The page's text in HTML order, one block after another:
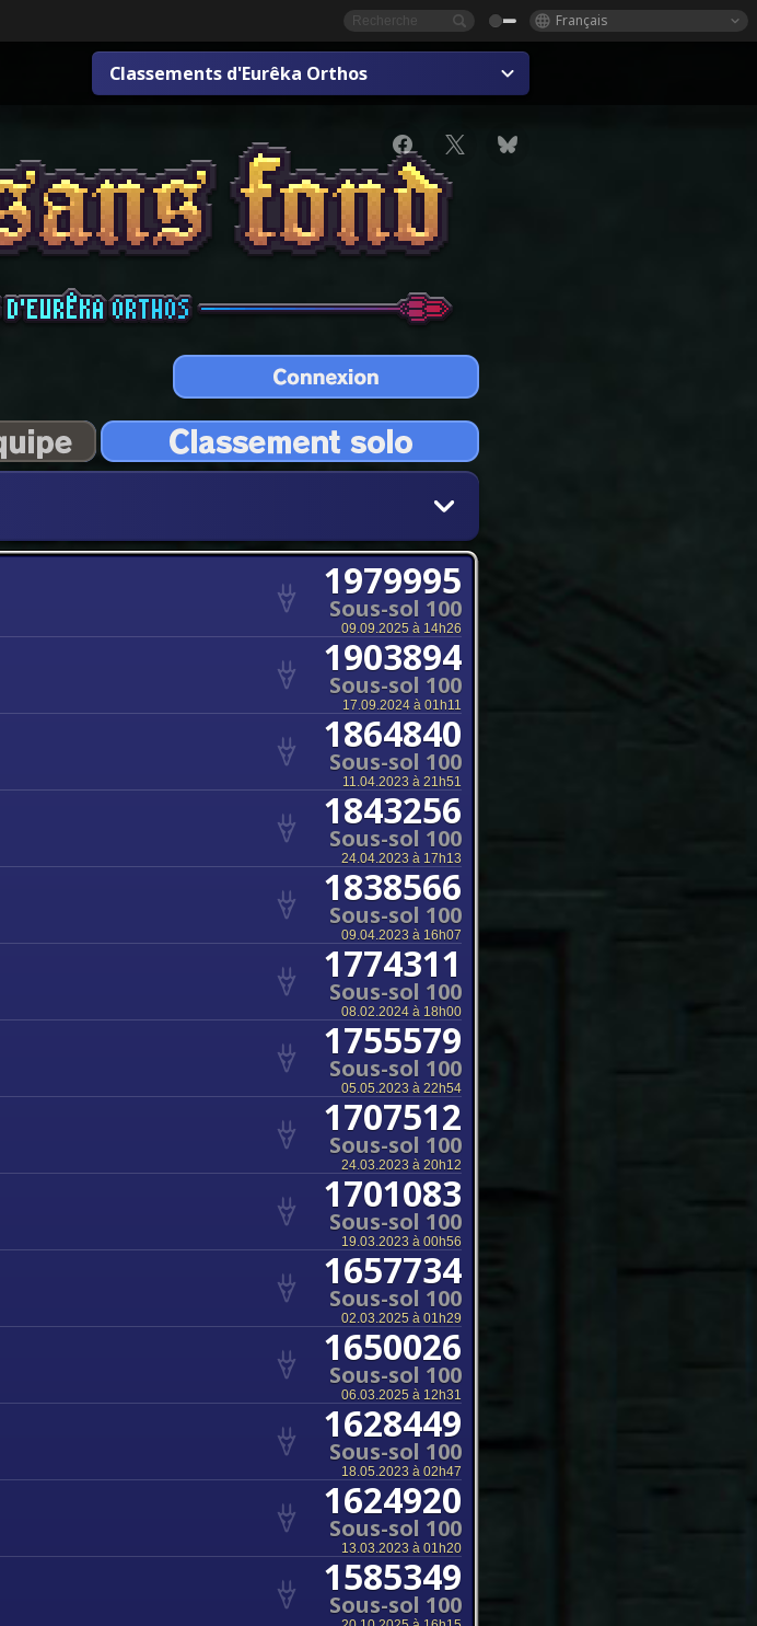
Français
Classements d'Eurêka Orthos
1979995
Sous-sol 100
09.09.2025 à 14h26
1903894
Sous-sol 100
17.09.2024 à 01h11
1864840
Sous-sol 100
11.04.2023 à 21h51
1843256
Sous-sol 100
24.04.2023 à 17h13
1838566
Sous-sol 100
09.04.2023 à 16h07
1774311
Sous-sol 100
08.02.2024 à 18h00
1755579
Sous-sol 100
05.05.2023 à 22h54
1707512
Sous-sol 100
24.03.2023 à 20h12
1701083
Sous-sol 100
19.03.2023 à 00h56
1657734
Sous-sol 100
02.03.2025 à 01h29
1650026
Sous-sol 100
06.03.2025 à 12h31
1628449
Sous-sol 100
18.05.2023 à 02h47
1624920
Sous-sol 100
13.03.2023 à 01h20
1585349
Sous-sol 100